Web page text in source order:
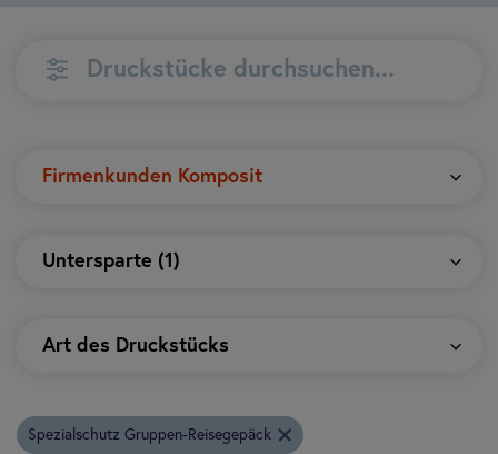
Suchen
Firmenkunden Komposit
Untersparte (1)
Art des Druckstücks
Spezialschutz Gruppen-Reisegepäck